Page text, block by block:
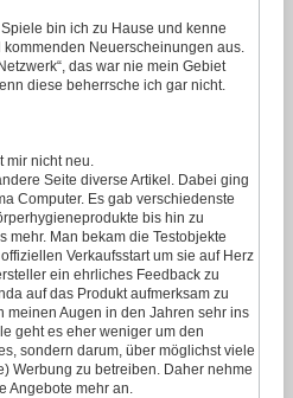
bin ich zu Hause und kenne
Neuerscheinungen aus.
das war nie mein Gebiet
diese beherrsche ich gar nicht.
mir nicht neu.
Seite diverse Artikel. Dabei ging
Computer. Es gab verschiedenste
bis hin zu
mehr. Man bekam die Testobjekte
Verkaufsstart um sie auf Herz
ein ehrliches Feedback zu
auf das Produkt aufmerksam zu
meinen Augen in den Jahren sehr ins
geht es eher weniger um den
sondern darum, über möglichst viele
Werbung zu betreiben. Daher nehme
Angebote mehr an.